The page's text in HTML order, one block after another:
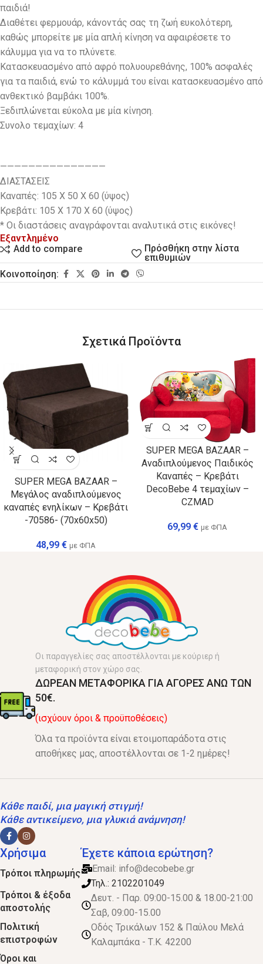
παιδιά!
Διαθέτει φερμουάρ, κάνοντάς σας τη ζωή ευκολότερη,
καθώς μπορείτε με μία απλή κίνηση να αφαιρέσετε το
κάλυμμα για να το πλύνετε.
Κατασκευασμένο από αφρό πολυουρεθάνης, 100% ασφαλές
για τα παιδιά, ενώ το κάλυμμά του είναι κατασκευασμένο από
ανθεκτικό βαμβάκι 100%.
Ξεδιπλώνεται εύκολα με μία κίνηση.
Συνολο τεμαχίων: 4
———————————————
ΔΙΑΣΤΑΣΕΙΣ
Καναπές: 105 Χ 50 Χ 60 (ύψος)
Κρεβάτι: 105 Χ 170 Χ 60 (ύψος)
* Οι διαστάσεις αναγράφονται αναλυτικά στις εικόνες!
Εξαντλημένο
Add to compare
Πρόσθήκη στην λίστα
επιθυμιών
Κοινοποίηση:
Σχετικά Προϊόντα
SUPER MEGA BAZAAR –
Μεγάλος αναδιπλούμενος
καναπές ενηλίκων – Κρεβάτι
-70586- (70x60x50)
48,99 € με ΦΠΑ
SUPER MEGA BAZAAR –
Αναδιπλούμενος Παιδικός
Καναπές – Κρεβάτι
DecoBebe 4 τεμαχίων –
CZMAD
69,99 € με ΦΠΑ
Οι παραγγελίες σας αποστέλλονται με κούριερ ή
μεταφορική στον χώρο σας.
ΔΩΡΕΑΝ ΜΕΤΑΦΟΡΙΚΑ ΓΙΑ ΑΓΟΡΕΣ ΑΝΩ ΤΩΝ
50€.
(ισχύουν όροι & προϋποθέσεις)
Όλα τα προϊόντα είναι ετοιμοπαράδοτα στις
αποθήκες μας, αποστέλλονται σε 1-2 ημέρες!
Κάθε παιδί, μια μαγική στιγμή!
Κάθε αντικείμενο, μια γλυκιά ανάμνηση!
Χρήσιμα
Τρόποι πληρωμής
Τρόποι & έξοδα
αποστολής
Πολιτική
επιστροφών
Όροι και
Έχετε κάποια ερώτηση?
Email: info@decobebe.gr
Τηλ.: 2102201049
Δευτ. - Παρ. 09:00-15.00 & 18.00-21:00
Σαβ, 09:00-15.00
Οδός Τρικάλων 152 & Παύλου Μελά
Καλαμπάκα - Τ.Κ. 42200